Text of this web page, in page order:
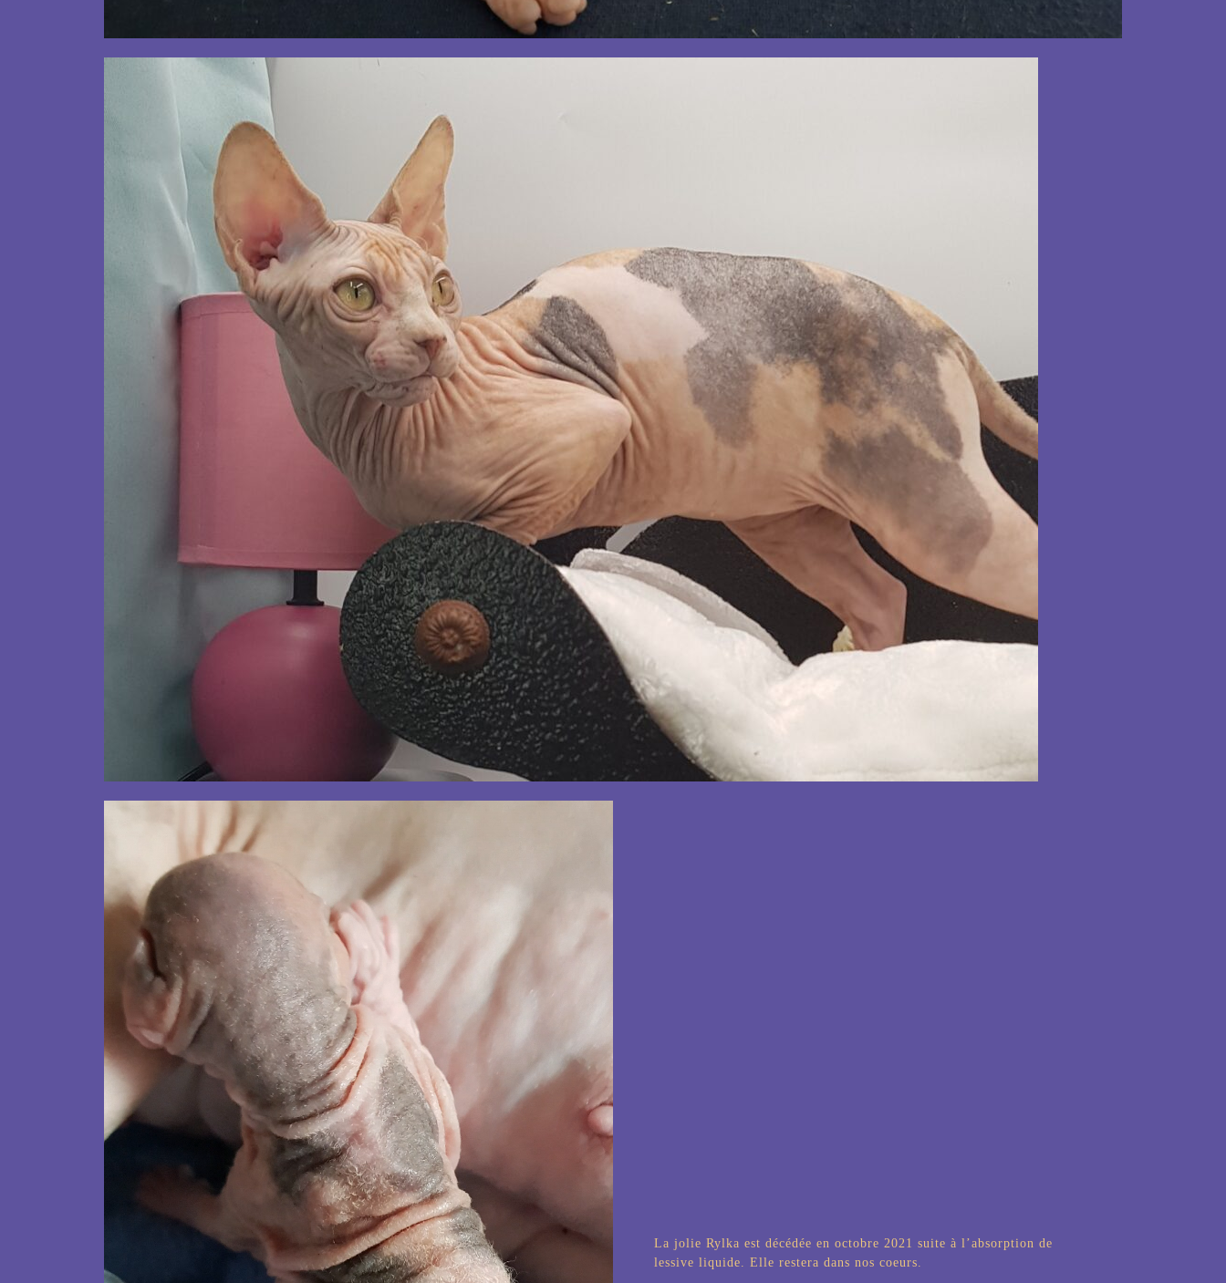
La jolie Rylka est décédée en octobre 2021 suite à l’absorption de
lessive liquide. Elle restera dans nos coeurs.